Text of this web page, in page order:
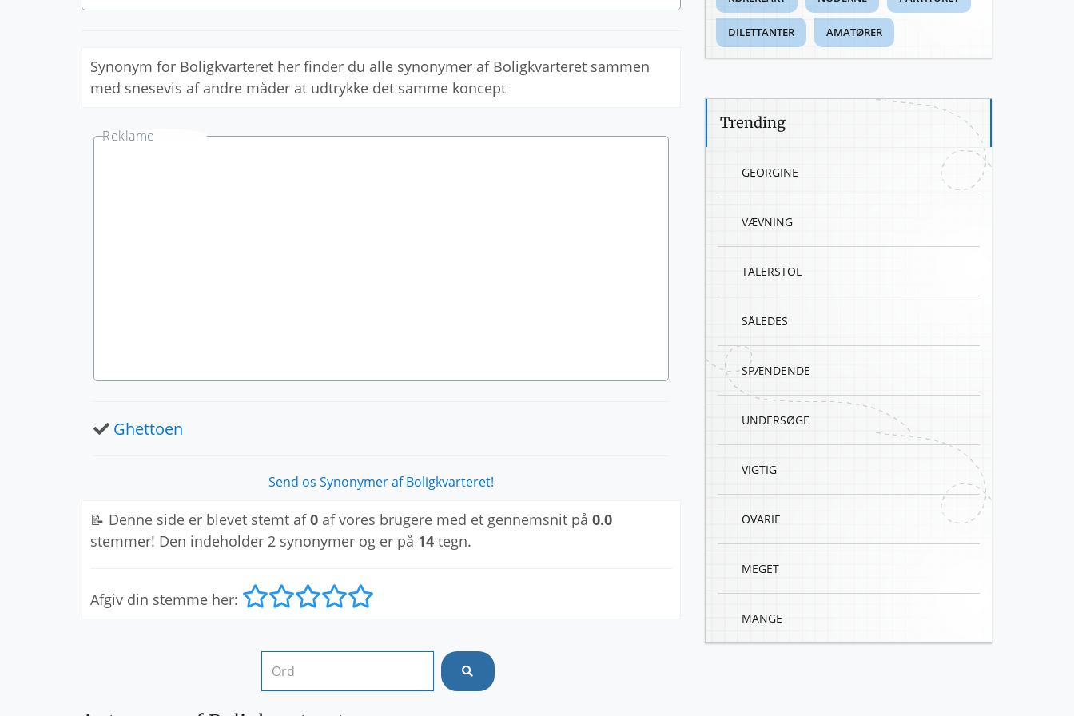
Synonym for Boligkvarteret her finder du alle synonymer af Boligkvarteret sammen
med snesevis af andre måder at udtrykke det samme koncept
Ghettoen
Send os Synonymer af Boligkvarteret!
📝 Denne side er blevet stemt af0 af vores brugere med et gennemsnit på 0.0
stemmer! Den indeholder 2 synonymer og er på 14 tegn.
Afgiv din stemme her:
DILETTANTER AMATØRER
Trending
GEORGINE
VÆVNING
TALERSTOL
SÅLEDES
SPÆNDENDE
UNDERSØGE
VIGTIG
OVARIE
MEGET
MANGE